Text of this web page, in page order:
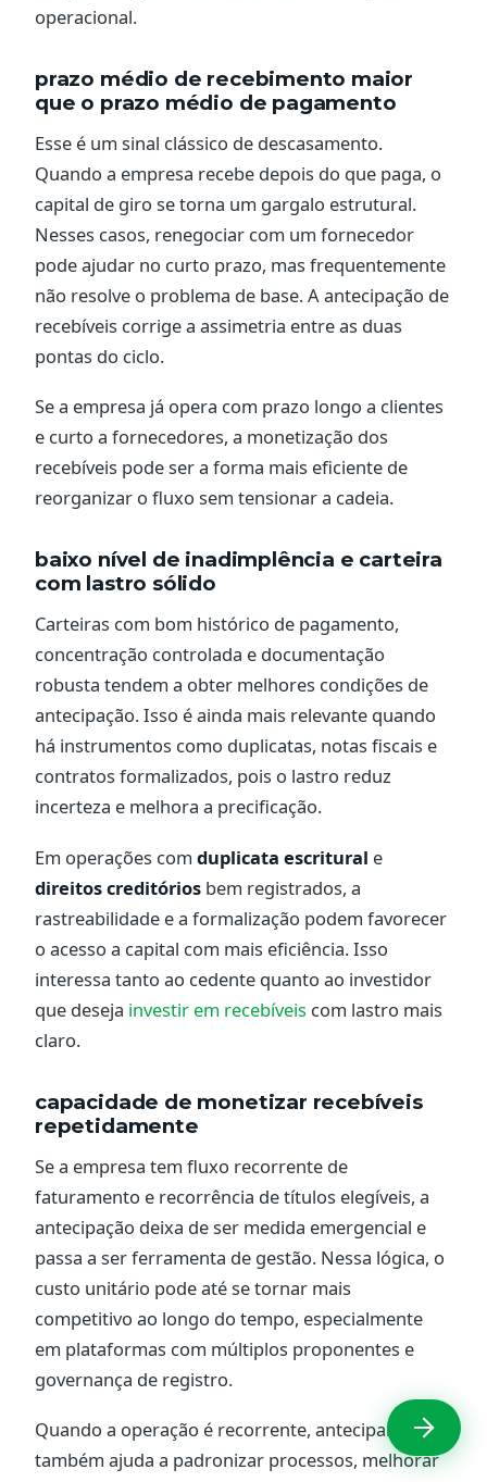
operacional.
prazo médio de recebimento maior
que o prazo médio de pagamento
Esse é um sinal clássico de descasamento.
Quando a empresa recebe depois do que paga, o
capital de giro se torna um gargalo estrutural.
Nesses casos, renegociar com um fornecedor
pode ajudar no curto prazo, mas frequentemente
não resolve o problema de base. A antecipação de
recebíveis corrige a assimetria entre as duas
pontas do ciclo.
Se a empresa já opera com prazo longo a clientes
e curto a fornecedores, a monetização dos
recebíveis pode ser a forma mais eficiente de
reorganizar o fluxo sem tensionar a cadeia.
baixo nível de inadimplência e carteira
com lastro sólido
Carteiras com bom histórico de pagamento,
concentração controlada e documentação
robusta tendem a obter melhores condições de
antecipação. Isso é ainda mais relevante quando
há instrumentos como duplicatas, notas fiscais e
contratos formalizados, pois o lastro reduz
incerteza e melhora a precificação.
Em operações com duplicata escritural e
direitos creditórios bem registrados, a
rastreabilidade e a formalização podem favorecer
o acesso a capital com mais eficiência. Isso
interessa tanto ao cedente quanto ao investidor
que deseja investir em recebíveis com lastro mais
claro.
capacidade de monetizar recebíveis
repetidamente
Se a empresa tem fluxo recorrente de
faturamento e recorrência de títulos elegíveis, a
antecipação deixa de ser medida emergencial e
passa a ser ferramenta de gestão. Nessa lógica, o
custo unitário pode até se tornar mais
competitivo ao longo do tempo, especialmente
em plataformas com múltiplos proponentes e
governança de registro.
Quando a operação é recorrente, antecipar
também ajuda a padronizar processos, melhorar